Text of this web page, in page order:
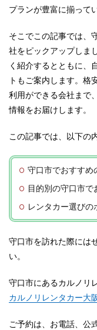
プランが豊富に揃って
そこでこの記事では、
社をピックアップしまし
く紹介するとともに、
トもご案内します。格
利用ができる会社まで
情報をお届けします。
この記事では、以下の
守口市でおすすめ
目的別の守口市で
レンタカー選びの
守口市を訪れた際には
い。
守口市にあるカルノリ
カルノリレンタカー大
ご予約は、お電話、公